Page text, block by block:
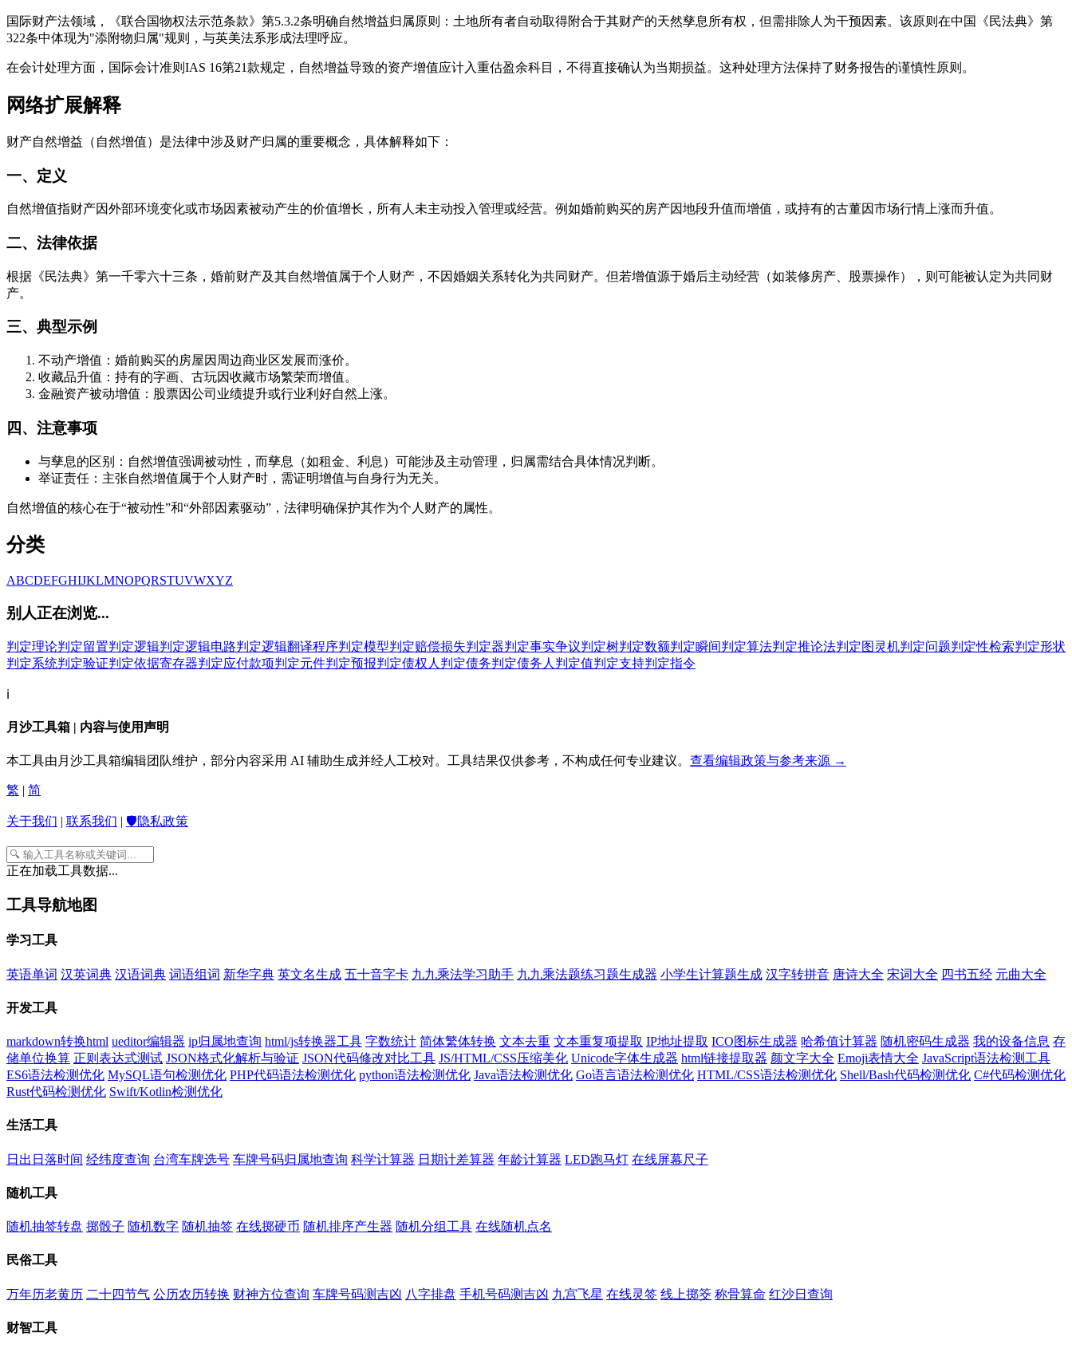
国际财产法领域，《联合国物权法示范条款》第5.3.2条明确自然增益归属原则：土地所有者自动取得附合于其财产的天然孳息所有权，但需排除人为干预因素。该原则在中国《民法典》第
322条中体现为"添附物归属"规则，与英美法系形成法理呼应。
在会计处理方面，国际会计准则IAS 16第21款规定，自然增益导致的资产增值应计入重估盈余科目，不得直接确认为当期损益。这种处理方法保持了财务报告的谨慎性原则。
网络扩展解释
财产自然增益（自然增值）是法律中涉及财产归属的重要概念，具体解释如下：
一、定义
自然增值指财产因外部环境变化或市场因素被动产生的价值增长，所有人未主动投入管理或经营。例如婚前购买的房产因地段升值而增值，或持有的古董因市场行情上涨而升值。
二、法律依据
根据《民法典》第一千零六十三条，婚前财产及其自然增值属于个人财产，不因婚姻关系转化为共同财产。但若增值源于婚后主动经营（如装修房产、股票操作），则可能被认定为共同财
产。
三、典型示例
不动产增值：婚前购买的房屋因周边商业区发展而涨价。
收藏品升值：持有的字画、古玩因收藏市场繁荣而增值。
金融资产被动增值：股票因公司业绩提升或行业利好自然上涨。
四、注意事项
与孳息的区别：自然增值强调被动性，而孳息（如租金、利息）可能涉及主动管理，归属需结合具体情况判断。
举证责任：主张自然增值属于个人财产时，需证明增值与自身行为无关。
自然增值的核心在于“被动性”和“外部因素驱动”，法律明确保护其作为个人财产的属性。
分类
ABCDEFGHIJKLMNOPQRSTUVWXYZ
别人正在浏览...
判定理论判定留置判定逻辑判定逻辑电路判定逻辑翻译程序判定模型判定赔偿损失判定器判定事实争议判定树判定数额判定瞬间判定算法判定推论法判定图灵机判定问题判定性检索判定形状
判定系统判定验证判定依据寄存器判定应付款项判定元件判定预报判定债权人 判定债务判定债务人 判定值判定支持判定指令
ℹ️
月沙工具箱 | 内容与使用声明
本工具由月沙工具箱编辑团队维护，部分内容采用 AI 辅助生成并经人工校对。工具结果仅供参考，不构成任何专业建议。 查看编辑政策与参考来源 →
繁 | 简
关于我们 | 联系我们 | 🛡️隐私政策
正在加载工具数据...
工具导航地图
学习工具
英语单词 汉英词典 汉语词典 词语组词 新华字典 英文名生成 五十音字卡 九九乘法学习助手 九九乘法题练习题生成器 小学生计算题生成 汉字转拼音 唐诗大全 宋词大全 四书五经 元曲大全
开发工具
markdown转换html ueditor编辑器 ip归属地查询 html/js转换器工具 字数统计 简体繁体转换 文本去重 文本重复项提取 IP地址提取 ICO图标生成器 哈希值计算器 随机密码生成器 我的设备信息 存
储单位换算 正则表达式测试 JSON格式化解析与验证 JSON代码修改对比工具 JS/HTML/CSS压缩美化 Unicode字体生成器 html链接提取器 颜文字大全 Emoji表情大全 JavaScript语法检测工具
ES6语法检测优化 MySQL语句检测优化 PHP代码语法检测优化 python语法检测优化 Java语法检测优化 Go语言语法检测优化 HTML/CSS语法检测优化 Shell/Bash代码检测优化 C#代码检测优化
Rust代码检测优化 Swift/Kotlin检测优化
生活工具
日出日落时间 经纬度查询 台湾车牌选号 车牌号码归属地查询 科学计算器 日期计差算器 年龄计算器 LED跑马灯 在线屏幕尺子
随机工具
随机抽签转盘 掷骰子 随机数字 随机抽签 在线掷硬币 随机排序产生器 随机分组工具 在线随机点名
民俗工具
万年历老黄历 二十四节气 公历农历转换 财神方位查询 车牌号码测吉凶 八字排盘 手机号码测吉凶 九宫飞星 在线灵签 线上掷筊 称骨算命 红沙日查询
财智工具